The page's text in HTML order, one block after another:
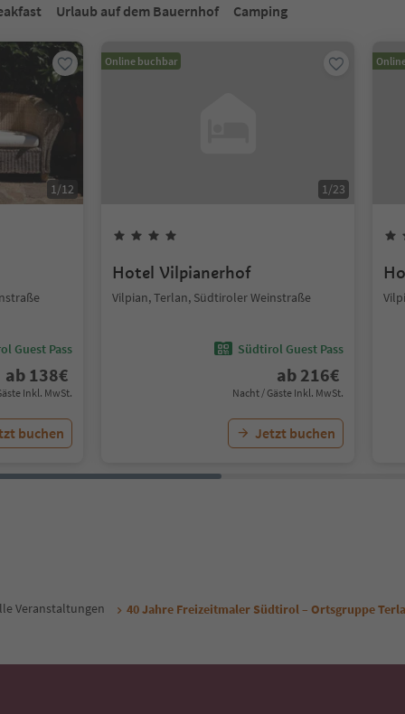
Urlaub auf dem Bauernhof Camping
1/12
Guest Pass
ab 138€
Inkl. MwSt.
buchen
Online buchbar
1/23
Hotel Vilpianerhof
Vilpian, Terlan, Südtiroler Weinstraße
Südtirol Guest Pass
ab 216€
Nacht / Gäste Inkl. MwSt.
Jetzt buchen
Veranstaltungen 40 Jahre Freizeitmaler Südtirol – Ortsgruppe